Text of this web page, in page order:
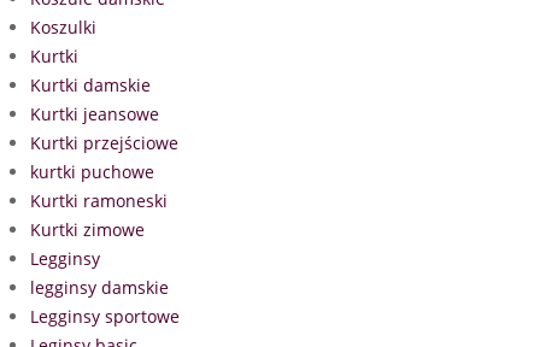
Koszulki
Kurtki
Kurtki damskie
Kurtki jeansowe
Kurtki przejściowe
kurtki puchowe
Kurtki ramoneski
Kurtki zimowe
Legginsy
legginsy damskie
Legginsy sportowe